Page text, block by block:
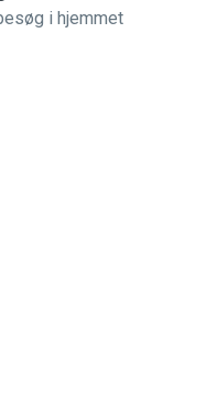
i hjemmet